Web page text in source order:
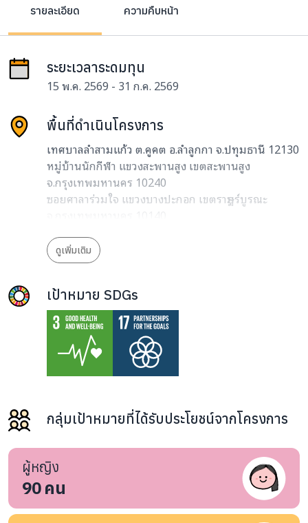
รายละเอียด ความคืบหน้า
ระยะเวลาระดมทุน
15 พ.ค. 2569 - 31 ก.ค. 2569
พื้นที่ดำเนินโครงการ
เทศบาลลำสามแก้ว ต.คูคต อ.ลำลูกกา จ.ปทุมธานี 12130
หมู่บ้านนักกีฬา แขวงสะพานสูง เขตสะพานสูง
จ.กรุงเทพมหานคร 10240
ซอยศาลาร่วมใจ แขวงบางปะกอก เขตราษฎร์บูรณะ
จ.กรุงเทพมหานคร 10160
ซอยสุวินทวงศ์ 35 แขวงลำผักชี เขตหนองจอก
หมู้บ้าน CAZA แขวงบางแคเหนือ เขตบางแค
จ.กรุงเทพมหานคร 10160
ดูเพิ่มเติม
เป้าหมาย SDGs
กลุ่มเป้าหมายที่ได้รับประโยชน์จากโครงการ
ผู้หญิง
90คน